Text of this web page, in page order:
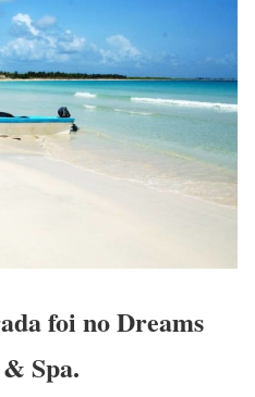
foi noDreams
Spa.